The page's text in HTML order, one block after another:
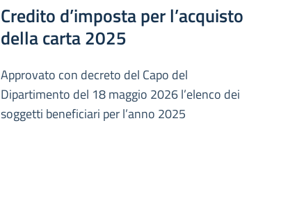
Credito d’imposta per l’acquisto
della carta 2025
Approvato con decreto del Capo del
Dipartimento del 18 maggio 2026 l’elenco dei
soggetti beneficiari per l’anno 2025